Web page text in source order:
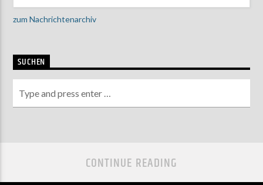
zum Nachrichtenarchiv
SUCHEN
CONTINUE READING